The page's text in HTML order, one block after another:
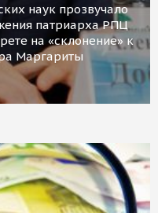
наук прозвучало
патриарха РПЦ
на «склонение» к
Маргариты